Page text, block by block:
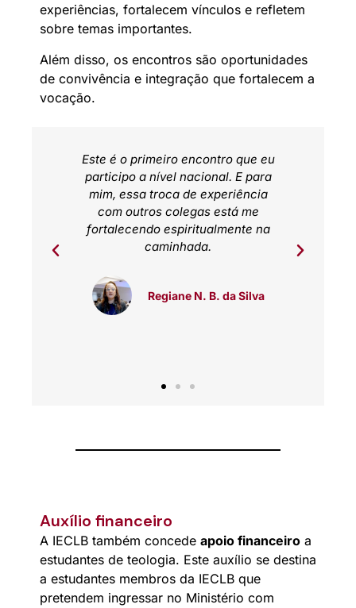
experiências, fortalecem vínculos e refletem
sobre temas importantes.
Além disso, os encontros são oportunidades
de convivência e integração que fortalecem a
vocação.
Este é o primeiro encontro que eu
participo a nível nacional. E para
mim, essa troca de experiência
com outros colegas está me
fortalecendo espiritualmente na
caminhada.
Regiane N. B. da Silva
Auxílio financeiro
A IECLB também concede apoio financeiro a
estudantes de teologia. Este auxílio se destina
a estudantes membros da IECLB que
pretendem ingressar no Ministério com